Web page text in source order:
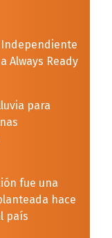
Always Ready
para
fue una
hace
país